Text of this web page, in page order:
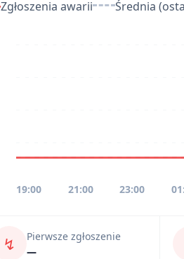
Zgłoszenia awarii Średnia
19:00 21:00 23:00
↯
Pierwsze zgłoszenie
—